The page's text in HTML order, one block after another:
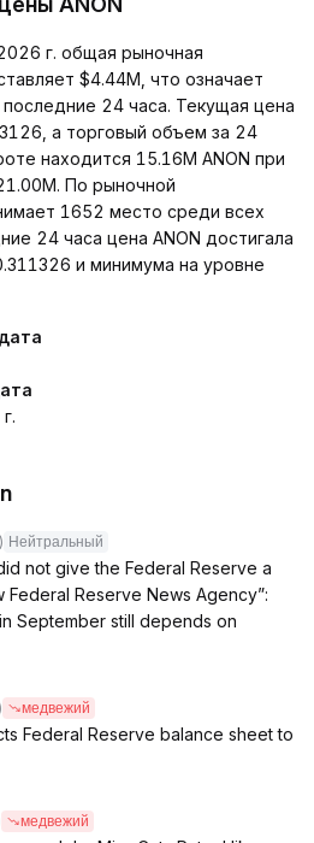
г. общая рыночная
$4.44M, что означает
24 часа. Текущая цена
а торговый объем за 24
находится 15.16M ANON при
По рыночной
1652 место среди всех
24 часа цена ANON достигала
и минимума на уровне
Нейтральный
not give the Federal Reserve a
Federal Reserve News Agency”:
September still depends on
медвежий
Federal Reserve balance sheet to
медвежий